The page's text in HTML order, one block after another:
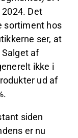
Det
sortiment hos
ser, at
af
ikke i
ud af
siden
er nu